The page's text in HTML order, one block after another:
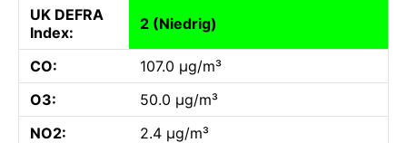
UK DEFRA
Index:
2 (Niedrig)
CO:
107.0 µg/m³
O3:
50.0 µg/m³
NO2:
2.4 µg/m³